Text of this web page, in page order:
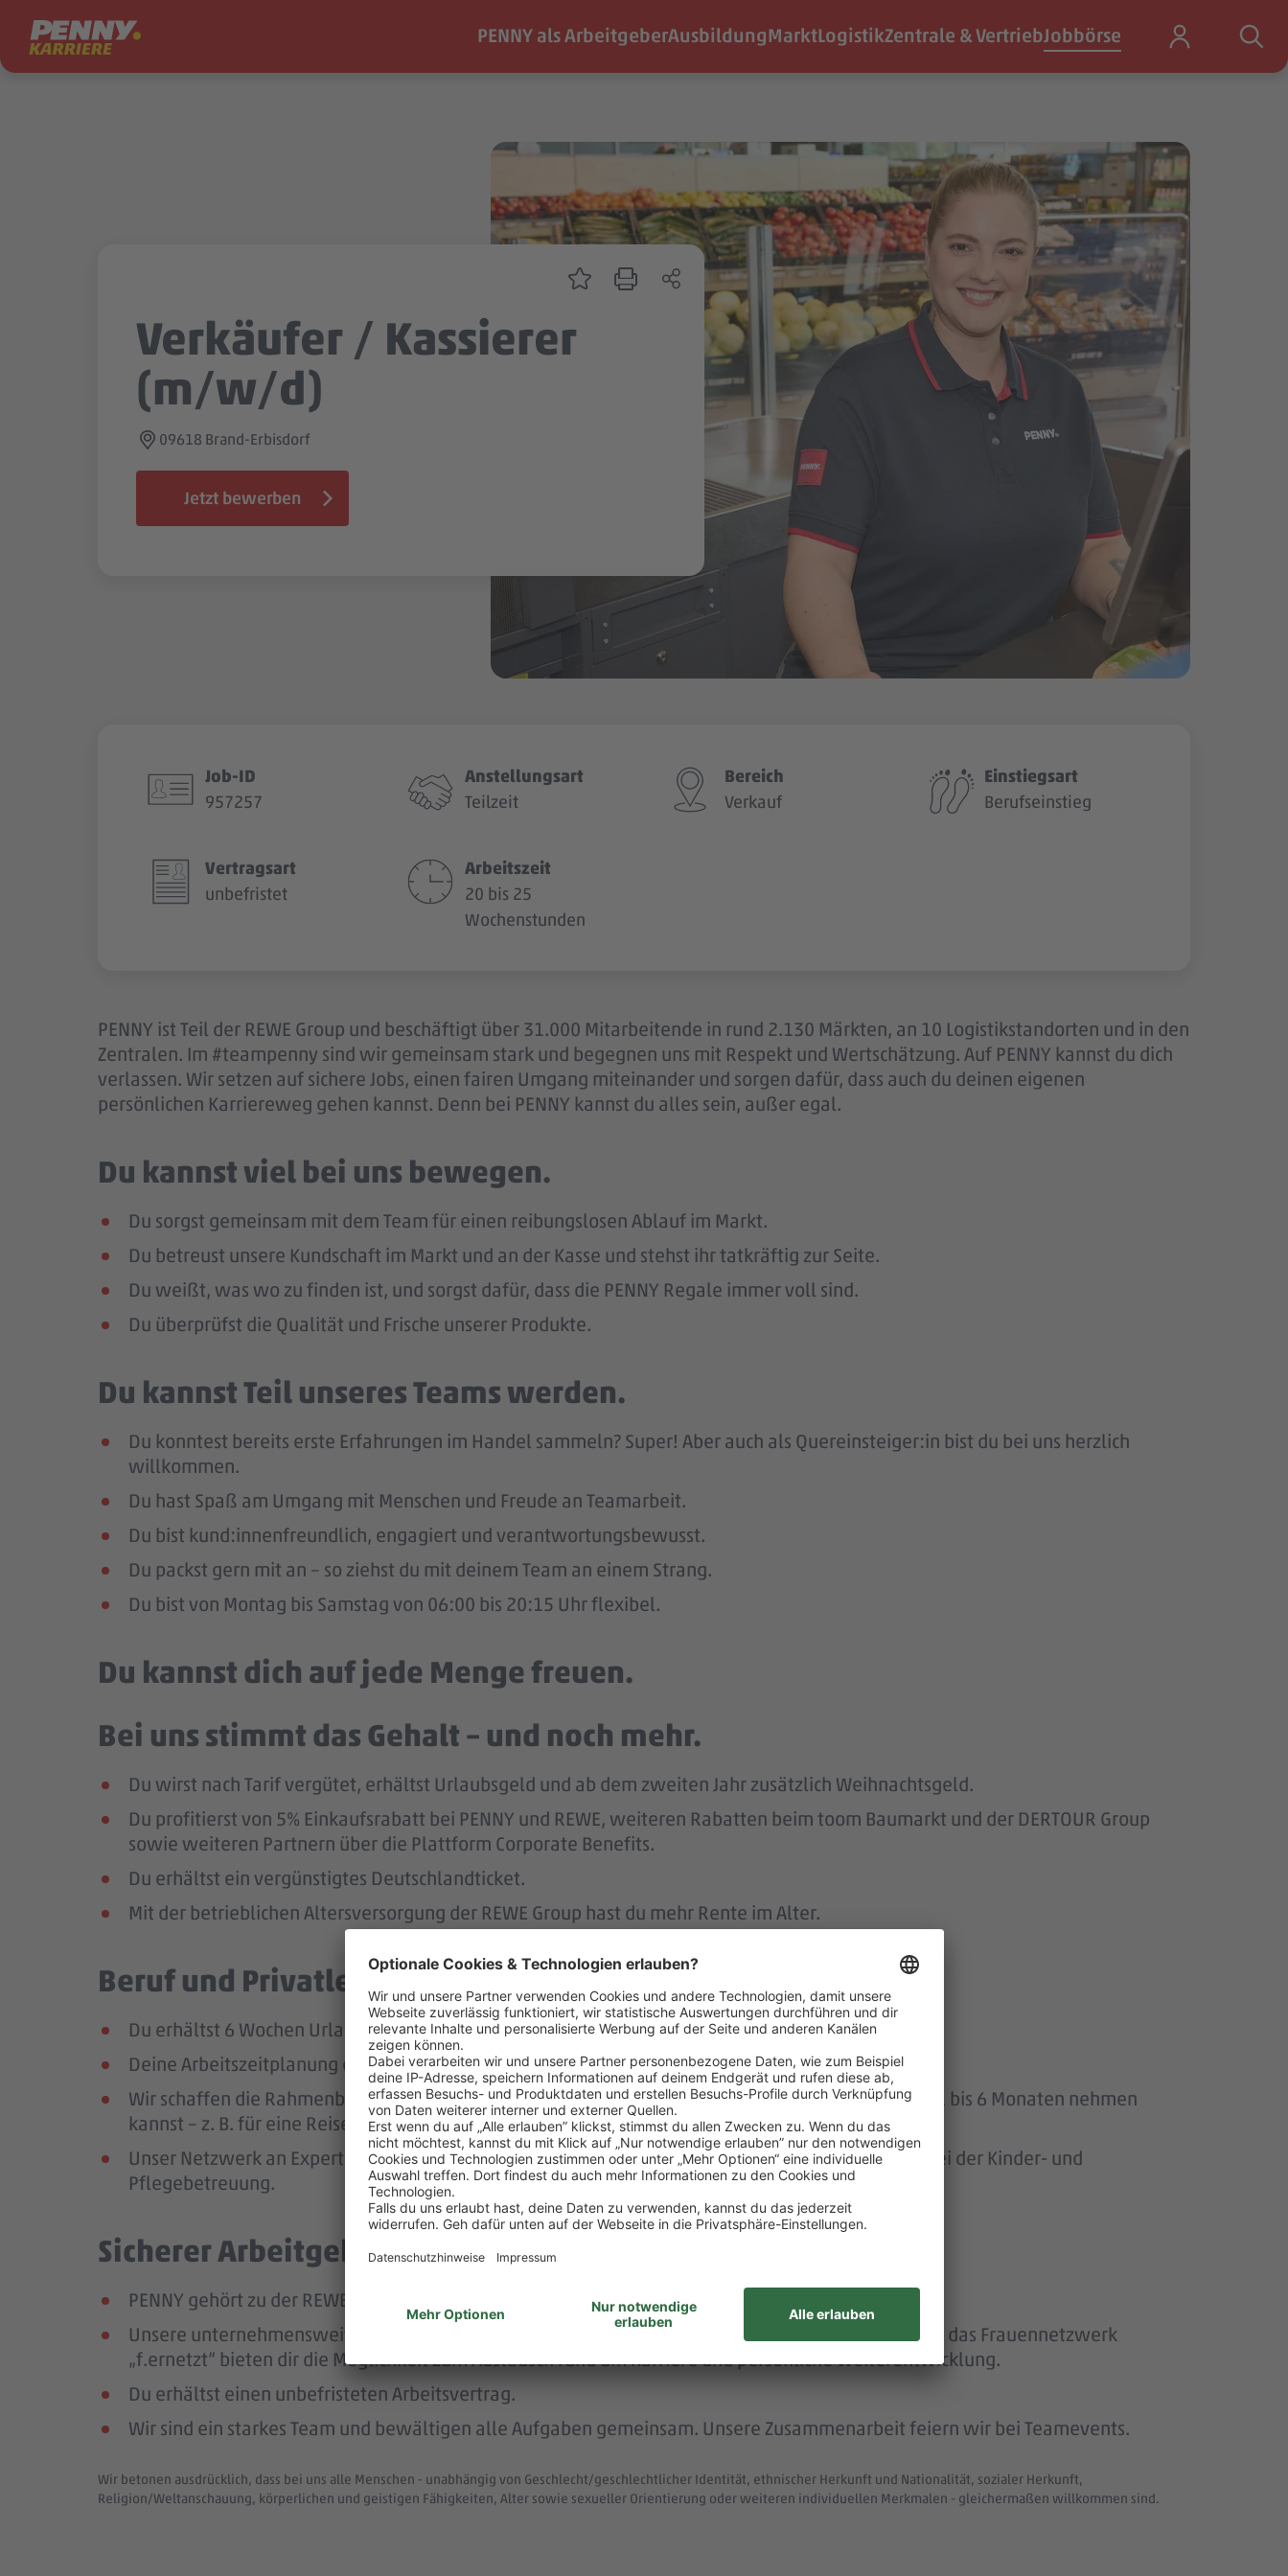
Zum Inhalt springen PENNY als ArbeitgeberAusbildungMarktLogistikZentrale & VertriebJobbörse
Verkäufer / Kassierer
(m/w/d)
09618 Brand-Erbisdorf
Jetzt bewerben
Job-ID
957257
Anstellungsart
Teilzeit
Bereich
Verkauf
Einstiegsart
Berufseinstieg
Vertragsart
unbefristet
Arbeitszeit
20 bis 25
Wochenstunden
PENNY ist Teil der REWE Group und beschäftigt über 31.000 Mitarbeitende in rund 2.130 Märkten, an 10 Logistikstandorten und in den
Zentralen. Im #teampenny sind wir gemeinsam stark und begegnen uns mit Respekt und Wertschätzung. Auf PENNY kannst du dich
verlassen. Wir setzen auf sichere Jobs, einen fairen Umgang miteinander und sorgen dafür, dass auch du deinen eigenen
persönlichen Karriereweg gehen kannst. Denn bei PENNY kannst du alles sein, außer egal.
Du kannst viel bei uns bewegen.
Du sorgst gemeinsam mit dem Team für einen reibungslosen Ablauf im Markt.
Du betreust unsere Kundschaft im Markt und an der Kasse und stehst ihr tatkräftig zur Seite.
Du weißt, was wo zu finden ist, und sorgst dafür, dass die PENNY Regale immer voll sind.
Du überprüfst die Qualität und Frische unserer Produkte.
Du kannst Teil unseres Teams werden.
Du konntest bereits erste Erfahrungen im Handel sammeln? Super! Aber auch als Quereinsteiger:in bist du bei uns herzlich
willkommen.
Du hast Spaß am Umgang mit Menschen und Freude an Teamarbeit.
Du bist kund:innenfreundlich, engagiert und verantwortungsbewusst.
Du packst gern mit an – so ziehst du mit deinem Team an einem Strang.
Du bist von Montag bis Samstag von 06:00 bis 20:15 Uhr flexibel.
Du kannst dich auf jede Menge freuen.
Bei uns stimmt das Gehalt – und noch mehr.
Du wirst nach Tarif vergütet, erhältst Urlaubsgeld und ab dem zweiten Jahr zusätzlich Weihnachtsgeld.
Du profitierst von 5% Einkaufsrabatt bei PENNY und REWE, weiteren Rabatten beim toom Baumarkt und der DERTOUR Group
sowie weiteren Partnern über die Plattform Corporate Benefits.
Du erhältst ein vergünstigtes Deutschlandticket.
Mit der betrieblichen Altersversorgung der REWE Group hast du mehr Rente im Alter.
Beruf und Privatleben vereinbaren – das unterstützen wir.
Du erhältst 6 Wochen Urlaub pro Jahr.
Deine Arbeitszeitplanung erfolgt in der Regel 2 Wochen im Voraus.
Wir schaffen die Rahmenbedingungen dafür, dass du dir nach 3 Jahren bei PENNY eine Auszeit von 1 bis 6 Monaten nehmen
kannst – z. B. für eine Reise oder einen Hausbau.
Unser Netzwerk an Expert:innen unterstützt dich durch die Vermittlung von Betreuungspersonen bei der Kinder- und
Pflegebetreuung.
Sicherer Arbeitgeber – nachhaltig und menschlich.
PENNY gehört zu der REWE Group, einem der größten Arbeitgeber Deutschlands.
Unsere unternehmensweiten Netzwerke wie das LGBTIQ-Netzwerk „DITO – different together“ und das Frauennetzwerk
„f.ernetzt“ bieten dir die Möglichkeit zum Austausch rund um Karriere und persönliche Weiterentwicklung.
Du erhältst einen unbefristeten Arbeitsvertrag.
Wir sind ein starkes Team und bewältigen alle Aufgaben gemeinsam. Unsere Zusammenarbeit feiern wir bei Teamevents.
Wir betonen ausdrücklich, dass bei uns alle Menschen - unabhängig von Geschlecht/geschlechtlicher Identität, ethnischer Herkunft und Nationalität, sozialer Herkunft,
Religion/Weltanschauung, körperlichen und geistigen Fähigkeiten, Alter sowie sexueller Orientierung oder weiteren individuellen Merkmalen - gleichermaßen willkommen sind.